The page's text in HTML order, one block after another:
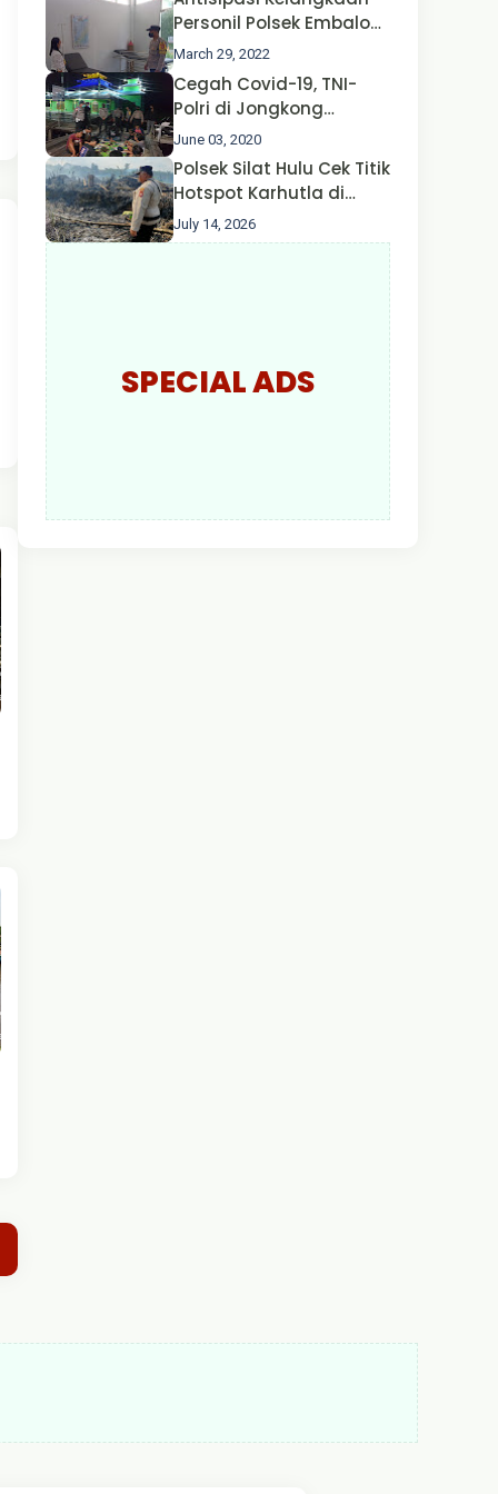
Nusa II Polda Kalbar*
Personil Polsek Embaloh
Hulu Gencar Lakukan
Pengecekan Oksigen
March 29, 2022
Cegah Covid-19, TNI-
Polri di Jongkong
Himbau Masyarakat
Jangan Kumpul Hinga
Larut Malam.
June 03, 2020
Polsek Silat Hulu Cek Titik
Hotspot Karhutla di
Desa Nanga Dangkan,
Api Ditemukan Sudah
July 14, 2026
SPECIAL ADS